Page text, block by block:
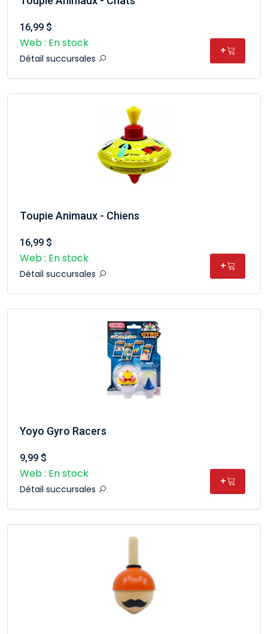
16,99 $
Web : En stock
Détail succursales
+
Toupie Animaux - Chiens
16,99 $
Web : En stock
Détail succursales
+
Yoyo Gyro Racers
9,99 $
Web : En stock
Détail succursales
+